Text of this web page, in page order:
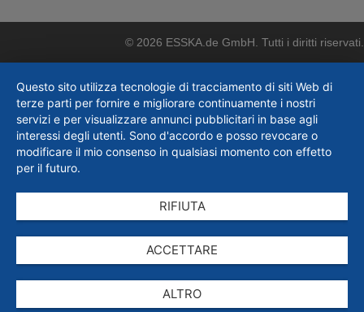
© 2026 ESSKA.de GmbH. Tutti i diritti riservati.
Questo sito utilizza tecnologie di tracciamento di siti Web di
terze parti per fornire e migliorare continuamente i nostri
servizi e per visualizzare annunci pubblicitari in base agli
interessi degli utenti. Sono d'accordo e posso revocare o
modificare il mio consenso in qualsiasi momento con effetto
per il futuro.
RIFIUTA
ACCETTARE
ALTRO